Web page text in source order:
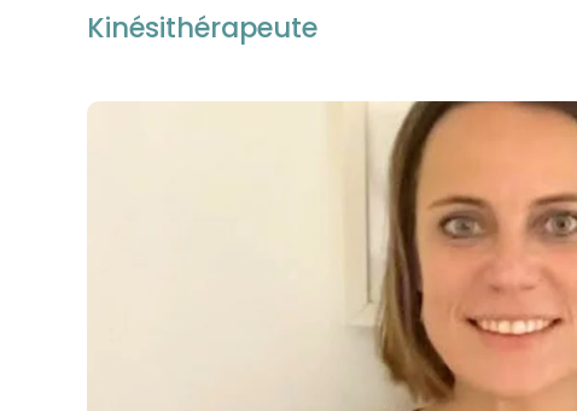
Kinésithérapeute